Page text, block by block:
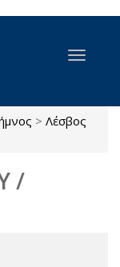
Toggle
> Λέσβος
/